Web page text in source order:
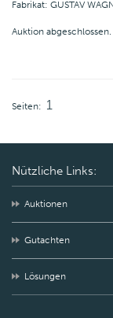
Fabrikat: GUSTAV
Auktion abgeschlossen.
Seiten: 1
Nützliche Links:
Auktionen
Gutachten
Lösungen